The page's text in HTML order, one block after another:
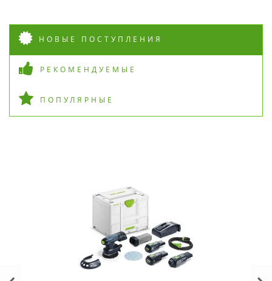
НОВЫЕ ПОСТУПЛЕНИЯ
РЕКОМЕНДУЕМЫЕ
ПОПУЛЯРНЫЕ